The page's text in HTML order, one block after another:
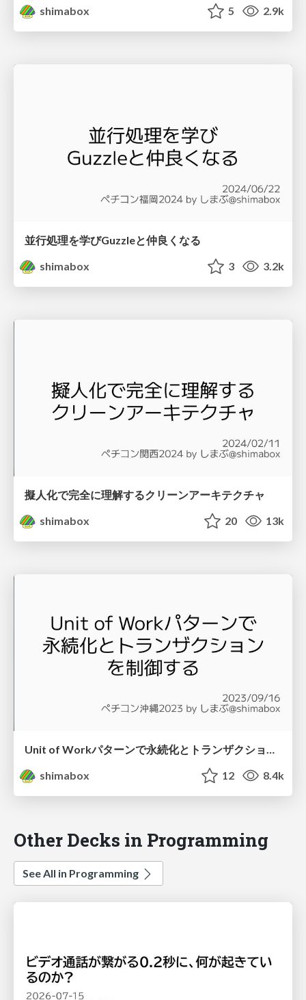
shimabox 5 2.9k
並行処理を学びGuzzleと仲良くなる
shimabox
3 3.2k
擬人化で完全に理解するクリーンアーキテクチャ
shimabox
20 13k
Unit of Workパターンで永続化とトランザクションを制御する
shimabox
12 8.4k
Other Decks in Programming
See All in Programming